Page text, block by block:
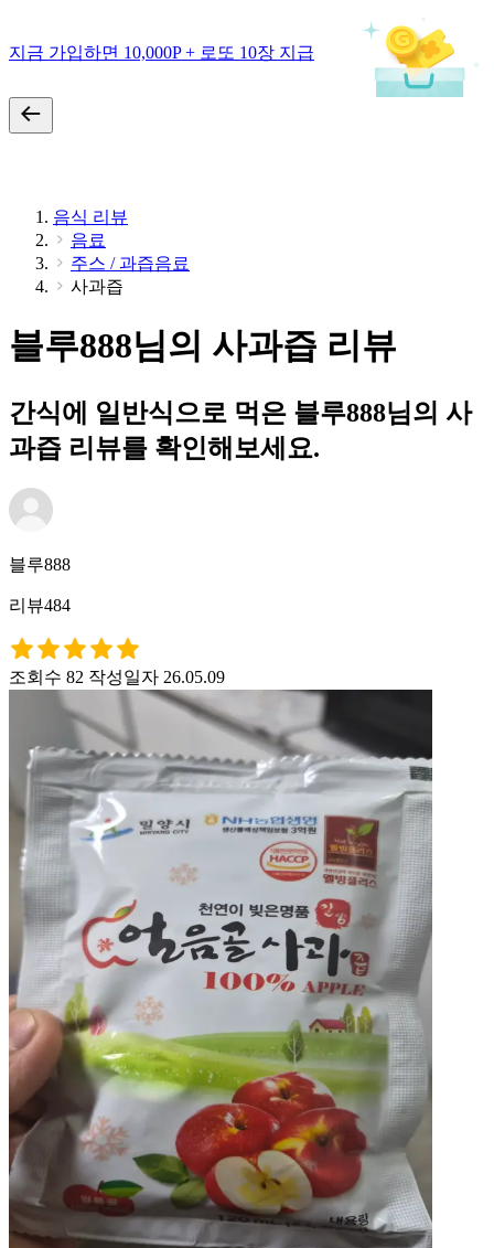
지금 가입하면 10,000P + 로또 10장 지급
음식 리뷰
음료
주스 / 과즙음료
사과즙
블루888님의 사과즙 리뷰
간식에 일반식으로 먹은 블루888님의 사
과즙 리뷰를 확인해보세요.
블루888
리뷰484
조회수 82 작성일자 26.05.09